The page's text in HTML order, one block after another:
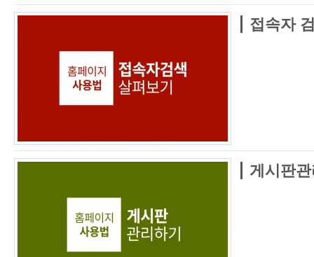
접속자
게시판